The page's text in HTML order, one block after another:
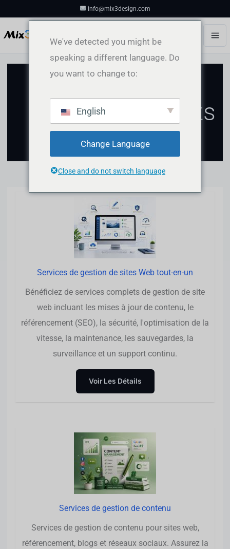
contenu
info@mix3design.com
Téléchargements
Services de gestion de sites Web tout-en-un
Bénéficiez de services complets de gestion de site
web incluant les mises à jour de contenu, le
référencement (SEO), la sécurité, l'optimisation de la
vitesse, la maintenance, les sauvegardes, la
surveillance et un support continu.
Voir Les Détails
Services de gestion de contenu
Services de gestion de contenu pour sites web,
référencement, blogs et réseaux sociaux. Assurez la
We've detected you might be
speaking a different language. Do
you want to change to:
English
Change Language
Close and do not switch language